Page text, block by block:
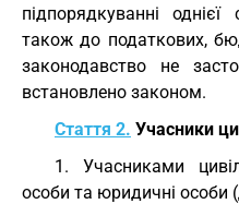
підпорядкуванні
також до податкових,
законодавство не
встановлено законом.
Стаття 2. Учасники
1. Учасниками
особи та юридичні особи